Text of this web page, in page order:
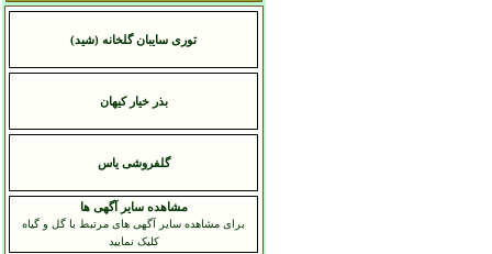
توری سایبان گلخانه (شید)
بذر خیار کیهان
گلفروشی یاس
مشاهده سایر آگهی ها
برای مشاهده سایر آگهی های مرتبط با گل و گیاه
کلیک نمایید